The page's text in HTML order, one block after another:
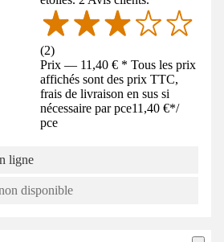
(2)
Prix — 11,40 € * Tous les prix
affichés sont des prix TTC,
frais de livraison en sus si
nécessaire par pce11,40 €*/
pce
ligne
disponible